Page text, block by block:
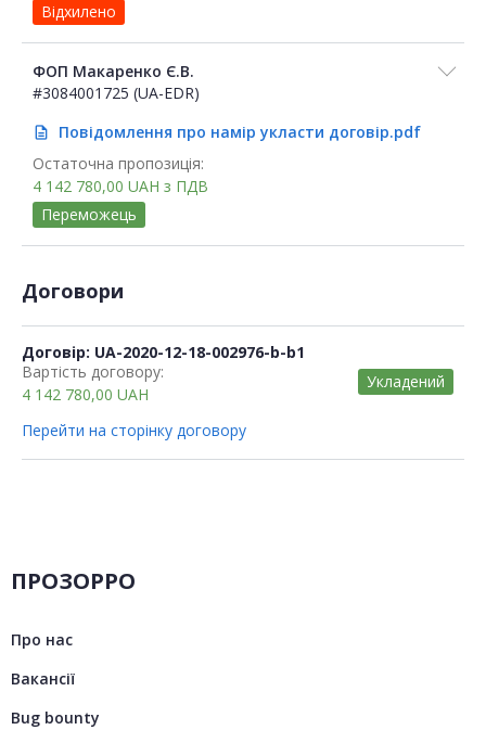
Відхилено
ФОП Макаренко Є.В.
#3084001725 (UA-EDR)
description
Повідомлення про намір укласти договір.pdf
Остаточна пропозиція:
4 142 780,00 UAH з ПДВ
Переможець
Договори
Договір: UA-2020-12-18-002976-b-b1
Вартість договору:
4 142 780,00 UAH
Укладений
Перейти на сторінку договору
ПРОЗОРРО
Про нас
Вакансії
Bug bounty